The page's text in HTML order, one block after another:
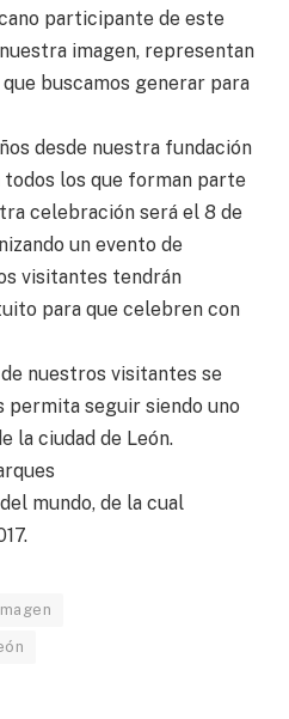
participante de este
imagen, representan
buscamos generar para
desde nuestra fundación
los que forman parte
celebración será el 8 de
un evento de
visitantes tendrán
para que celebren con
nuestros visitantes se
permita seguir siendo uno
la ciudad de León.
mundo, de la cual
Imagen